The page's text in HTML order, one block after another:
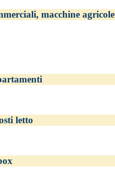
macchine agricole
letto